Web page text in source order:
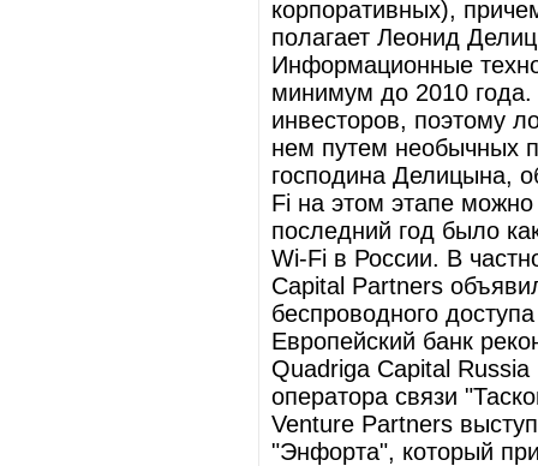
корпоративных),
полагает Леонид
Информационные
минимум до 2010
инвесторов, поэтому
нем путем необычных
господина Делицына,
Fi на этом этапе
последний год было
Wi-Fi в России. В
Capital Partners
беспроводного
Европейский банк
Quadriga Capital
оператора связи
Venture Partners
"Энфорта", который